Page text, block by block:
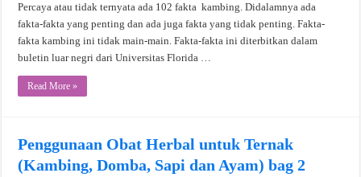
Percaya atau tidak ternyata ada 102 fakta kambing. Didalamnya ada
fakta-fakta yang penting dan ada juga fakta yang tidak penting. Fakta-
fakta kambing ini tidak main-main. Fakta-fakta ini diterbitkan dalam
buletin luar negri dari Universitas Florida …
Read More »
Penggunaan Obat Herbal untuk Ternak
(Kambing, Domba, Sapi dan Ayam) bag 2